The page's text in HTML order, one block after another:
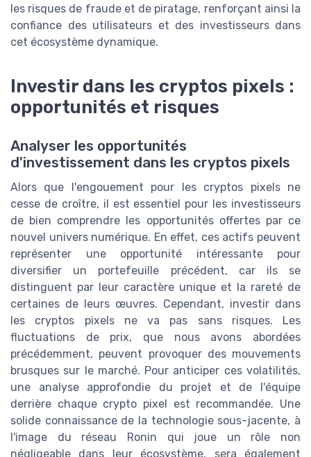
les risques de fraude et de piratage, renforçant ainsi la
confiance des utilisateurs et des investisseurs dans
cet écosystème dynamique.
Investir dans les cryptos pixels :
opportunités et risques
Analyser les opportunités
d'investissement dans les cryptos pixels
Alors que l'engouement pour les cryptos pixels ne
cesse de croître, il est essentiel pour les investisseurs
de bien comprendre les opportunités offertes par ce
nouvel univers numérique. En effet, ces actifs peuvent
représenter une opportunité intéressante pour
diversifier un portefeuille précédent, car ils se
distinguent par leur caractère unique et la rareté de
certaines de leurs œuvres. Cependant, investir dans
les cryptos pixels ne va pas sans risques. Les
fluctuations de prix, que nous avons abordées
précédemment, peuvent provoquer des mouvements
brusques sur le marché. Pour anticiper ces volatilités,
une analyse approfondie du projet et de l'équipe
derrière chaque crypto pixel est recommandée. Une
solide connaissance de la technologie sous-jacente, à
l'image du réseau Ronin qui joue un rôle non
négligeable dans leur écosystème, sera également